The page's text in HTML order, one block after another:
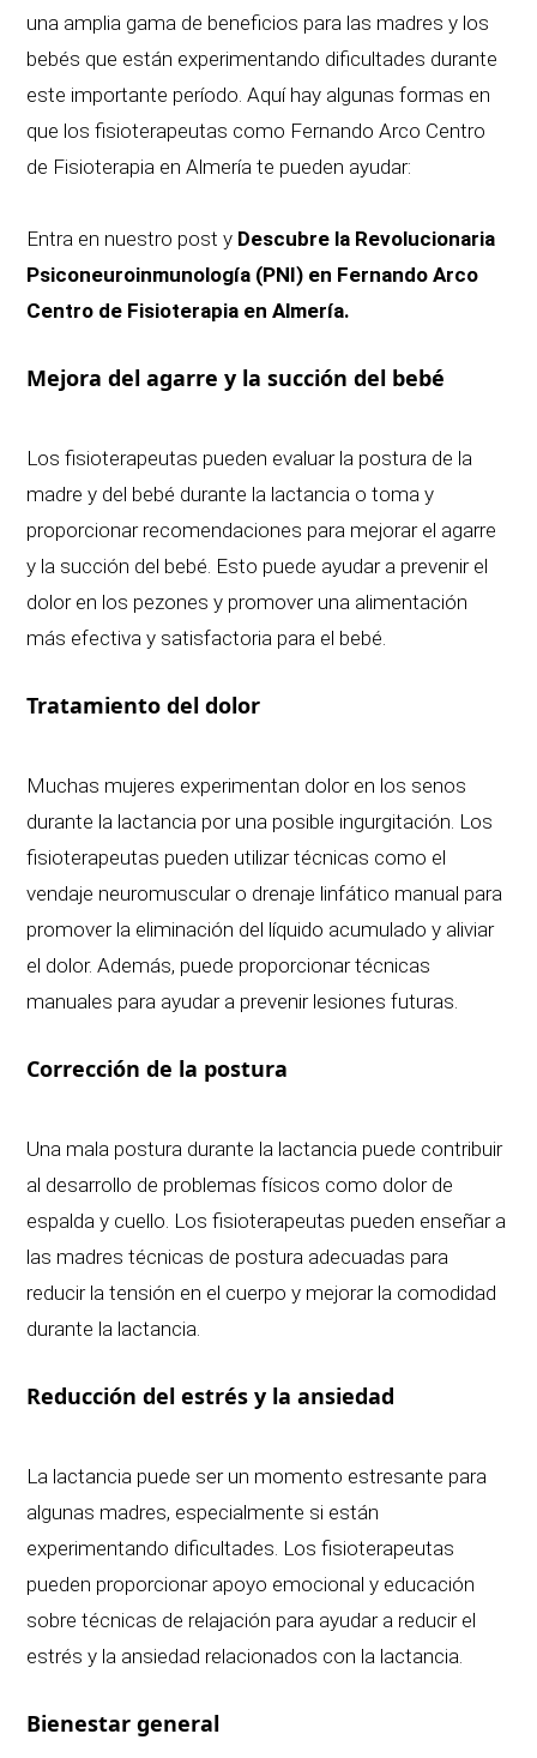
una amplia gama de beneficios para las madres y los
bebés que están experimentando dificultades durante
este importante período. Aquí hay algunas formas en
que los fisioterapeutas como Fernando Arco Centro
de Fisioterapia en Almería te pueden ayudar:
Entra en nuestro post y Descubre la Revolucionaria
Psiconeuroinmunología (PNI) en Fernando Arco
Centro de Fisioterapia en Almería.
Mejora del agarre y la succión del bebé
Los fisioterapeutas pueden evaluar la postura de la
madre y del bebé durante la lactancia o toma y
proporcionar recomendaciones para mejorar el agarre
y la succión del bebé. Esto puede ayudar a prevenir el
dolor en los pezones y promover una alimentación
más efectiva y satisfactoria para el bebé.
Tratamiento del dolor
Muchas mujeres experimentan dolor en los senos
durante la lactancia por una posible ingurgitación. Los
fisioterapeutas pueden utilizar técnicas como el
vendaje neuromuscular o drenaje linfático manual para
promover la eliminación del líquido acumulado y aliviar
el dolor. Además, puede proporcionar técnicas
manuales para ayudar a prevenir lesiones futuras.
Corrección de la postura
Una mala postura durante la lactancia puede contribuir
al desarrollo de problemas físicos como dolor de
espalda y cuello. Los fisioterapeutas pueden enseñar a
las madres técnicas de postura adecuadas para
reducir la tensión en el cuerpo y mejorar la comodidad
durante la lactancia.
Reducción del estrés y la ansiedad
La lactancia puede ser un momento estresante para
algunas madres, especialmente si están
experimentando dificultades. Los fisioterapeutas
pueden proporcionar apoyo emocional y educación
sobre técnicas de relajación para ayudar a reducir el
estrés y la ansiedad relacionados con la lactancia.
Bienestar general